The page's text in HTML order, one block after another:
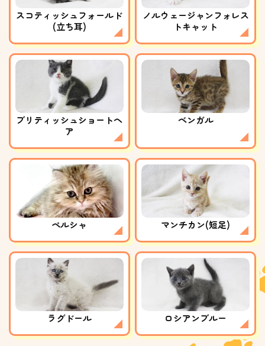
スコティッシュフォールド
(立ち耳)
ノルウェージャンフォレス
トキャット
ブリティッシュショートヘ
ア
ベンガル
ペルシャ マンチカン(短足)
ラグドール ロシアンブルー